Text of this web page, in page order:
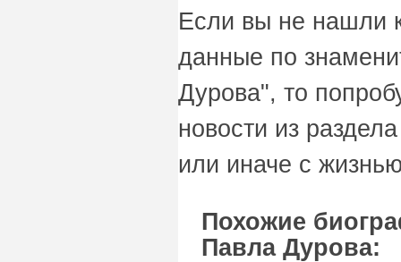
Если вы не нашли
данные по
Дурова", то
новости из
или иначе с
Похожие
Павла Дурова: